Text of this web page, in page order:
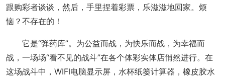
跟购彩者谈谈，然后，手里捏着彩票，乐滋滋地回家。烦
恼？不存在的！
它是“弹药库”。为公益而战，为快乐而战，为幸福而
战，一场场“看不见的战斗”在各个体彩实体店悄然进行。在
这场战斗中，WIFI电脑显示屏，水杯纸篓计算器，橡皮胶水